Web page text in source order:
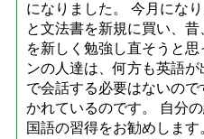
になりました。 今月にな
と文法書を新規に買い、
を新しく勉強し直そうと
ンの人達は、何方も英語
で会話する必要はないの
かれているのです。 自分
国語の習得をお勧めしま